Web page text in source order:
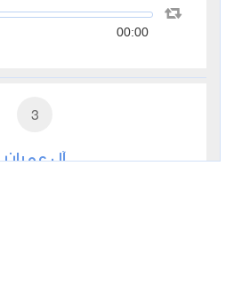
00:00
3
آل عمران